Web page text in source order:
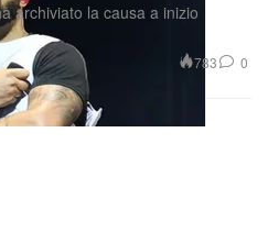
archiviato la causa a inizio
783 0